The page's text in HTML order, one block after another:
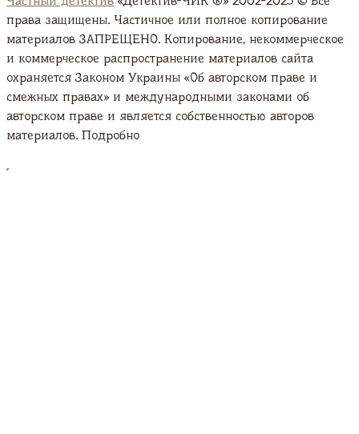
права защищены. Частичное или полное копирование
материалов ЗАПРЕЩЕНО. Копирование, некоммерческое
и коммерческое распространение материалов сайта
охраняется Законом Украины «Об авторском праве и
смежных правах» и международными законами об
авторском праве и является собственностью авторов
материалов. Подробно